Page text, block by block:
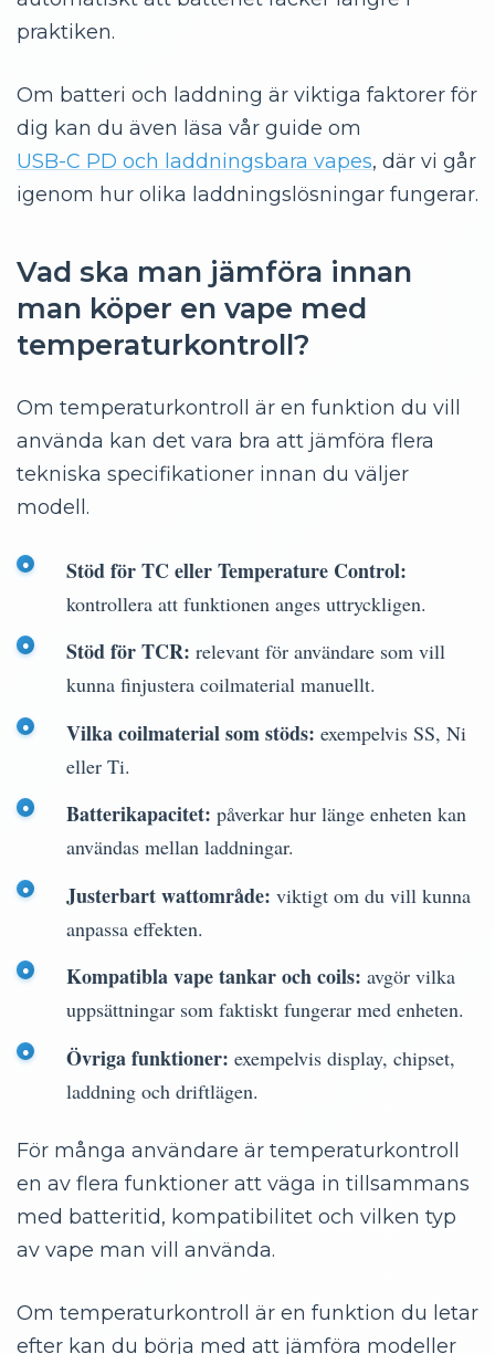
praktiken.
Om batteri och laddning är viktiga faktorer för
dig kan du även läsa vår guide om
USB-C PD och laddningsbara vapes, där vi går
igenom hur olika laddningslösningar fungerar.
Vad ska man jämföra innan
man köper en vape med
temperaturkontroll?
Om temperaturkontroll är en funktion du vill
använda kan det vara bra att jämföra flera
tekniska specifikationer innan du väljer
modell.
Stöd för TC eller Temperature Control:
kontrollera att funktionen anges uttryckligen.
Stöd för TCR: relevant för användare som vill
kunna finjustera coilmaterial manuellt.
Vilka coilmaterial som stöds: exempelvis SS, Ni
eller Ti.
Batterikapacitet: påverkar hur länge enheten kan
användas mellan laddningar.
Justerbart wattområde: viktigt om du vill kunna
anpassa effekten.
Kompatibla vape tankar och coils: avgör vilka
uppsättningar som faktiskt fungerar med enheten.
Övriga funktioner: exempelvis display, chipset,
laddning och driftlägen.
För många användare är temperaturkontroll
en av flera funktioner att väga in tillsammans
med batteritid, kompatibilitet och vilken typ
av vape man vill använda.
Om temperaturkontroll är en funktion du letar
efter kan du börja med att jämföra modeller